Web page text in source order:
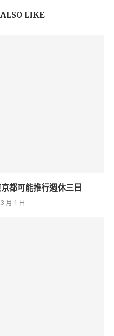
LIKE
都可能推行週休三日
月 1 日